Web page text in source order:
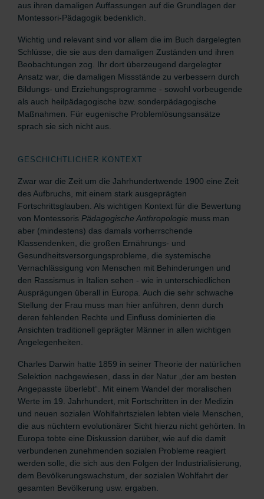
aus ihren damaligen Auffassungen auf die Grundlagen der
Montessori-Pädagogik bedenklich.
Wichtig und relevant sind vor allem die im Buch dargelegten
Schlüsse, die sie aus den damaligen Zuständen und ihren
Beobachtungen zog. Ihr dort überzeugend dargelegter
Ansatz war, die damaligen Missstände zu verbessern durch
Bildungs- und Erziehungsprogramme - sowohl vorbeugende
als auch heilpädagogische bzw. sonderpädagogische
Maßnahmen. Für eugenische Problemlösungsansätze
sprach sie sich nicht aus.
GESCHICHTLICHER KONTEXT
Zwar war die Zeit um die Jahrhundertwende 1900 eine Zeit
des Aufbruchs, mit einem stark ausgeprägten
Fortschrittsglauben. Als wichtigen Kontext für die Bewertung
von Montessoris Pädagogische Anthropologie muss man
aber (mindestens) das damals vorherrschende
Klassendenken, die großen Ernährungs- und
Gesundheitsversorgungsprobleme, die systemische
Vernachlässigung von Menschen mit Behinderungen und
den Rassismus in Italien sehen - wie in unterschiedlichen
Ausprägungen überall in Europa. Auch die sehr schwache
Stellung der Frau muss man hier anführen, denn durch
deren fehlenden Rechte und Einfluss dominierten die
Ansichten traditionell geprägter Männer in allen wichtigen
Angelegenheiten.
Charles Darwin hatte 1859 in seiner Theorie der natürlichen
Selektion nachgewiesen, dass in der Natur „der am besten
Angepasste überlebt“. Mit einem Wandel der moralischen
Werte im 19. Jahrhundert, mit Fortschritten in der Medizin
und neuen sozialen Wohlfahrtszielen lebten viele Menschen,
die aus nüchtern evolutionärer Sicht hierzu nicht gehörten. In
Europa tobte eine Diskussion darüber, wie auf die damit
verbundenen zunehmenden sozialen Probleme reagiert
werden solle, die sich aus den Folgen der Industrialisierung,
dem Bevölkerungswachstum, der sozialen Wohlfahrt der
gesamten Bevölkerung usw. ergaben.